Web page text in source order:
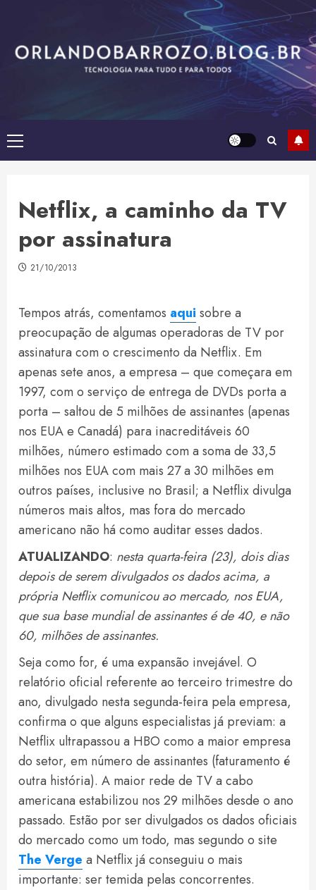
content
Primary
Menu
Netflix, a caminho da TV
por assinatura
21/10/2013
Tempos atrás, comentamos aqui sobre a
preocupação de algumas operadoras de TV por
assinatura com o crescimento da Netflix. Em
apenas sete anos, a empresa – que começara em
1997, com o serviço de entrega de DVDs porta a
porta – saltou de 5 milhões de assinantes (apenas
nos EUA e Canadá) para inacreditáveis 60
milhões, número estimado com a soma de 33,5
milhões nos EUA com mais 27 a 30 milhões em
outros países, inclusive no Brasil; a Netflix divulga
números mais altos, mas fora do mercado
americano não há como auditar esses dados.
ATUALIZANDO: nesta quarta-feira (23), dois dias
depois de serem divulgados os dados acima, a
própria Netflix comunicou ao mercado, nos EUA,
que sua base mundial de assinantes é de 40, e não
60, milhões de assinantes.
Seja como for, é uma expansão invejável. O
relatório oficial referente ao terceiro trimestre do
ano, divulgado nesta segunda-feira pela empresa,
confirma o que alguns especialistas já previam: a
Netflix ultrapassou a HBO como a maior empresa
do setor, em número de assinantes (faturamento é
outra história). A maior rede de TV a cabo
americana estabilizou nos 29 milhões desde o ano
passado. Estão por ser divulgados os dados oficiais
do mercado como um todo, mas segundo o site
The Verge a Netflix já conseguiu o mais
importante: ser temida pelas concorrentes.